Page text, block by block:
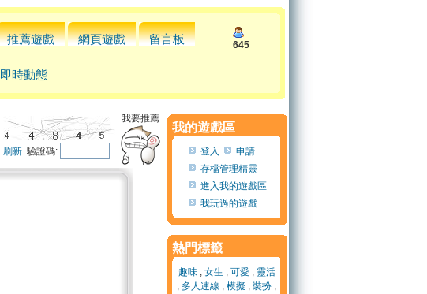
推薦遊戲 網頁遊戲 留言板 645
即時動態
刷新驗證碼:
我要推薦
我的遊戲區
登入
申請
存檔管理精靈
進入我的遊戲區
我玩過的遊戲
熱門標籤
趣味, 女生 , 可愛, 靈活
, 多人連線 , 模擬 , 裝扮 ,